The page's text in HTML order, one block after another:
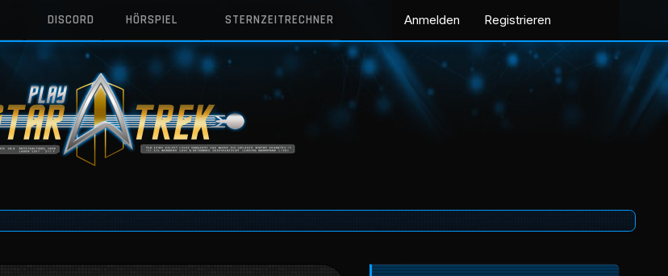
DISCORD HÖRSPIEL STERNZEITRECHNER Anmelden Registrieren